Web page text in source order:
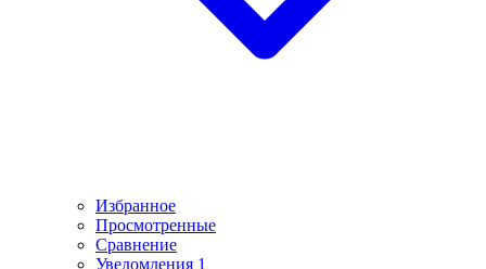
Избранное
Просмотренные
Сравнение
Уведомления 1